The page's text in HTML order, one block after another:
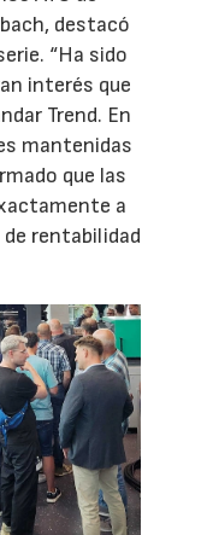
destacó
“Ha sido
interés que
Trend. En
mantenidas
que las
a
rentabilidad